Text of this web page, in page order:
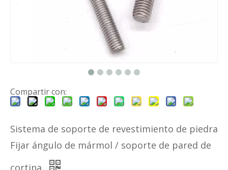
Compartir con:
Sistema de soporte de revestimiento de piedra
Fijar ángulo de mármol / soporte de pared de
cortina